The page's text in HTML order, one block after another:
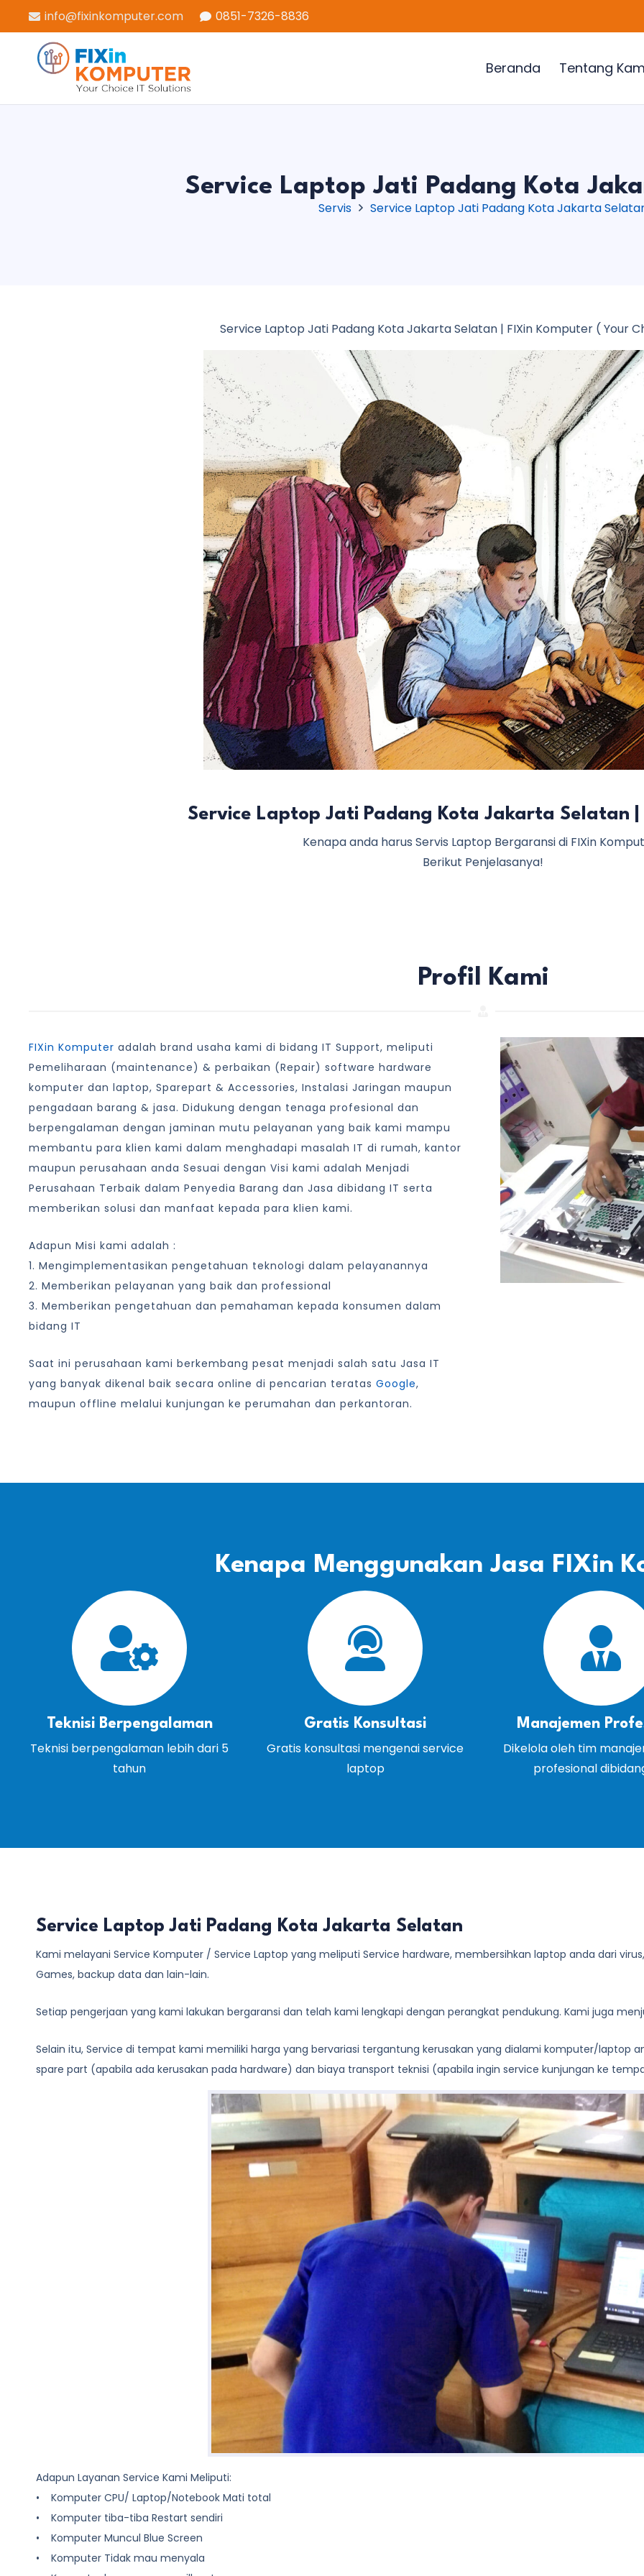
info@fixinkomputer.com 0851-7326-8836
Beranda Tentang
Service Laptop Jati Padang Kota
Servis Service Laptop Jati Padang Kota Jakarta
Service Laptop Jati Padang Kota Jakarta Selatan | FIXin Komputer ( Your
Service Laptop Jati Padang Kota Jakarta Selatan |
Kenapa anda harus Servis Laptop Bergaransi di FIXin
Berikut Penjelasanya!
Profil Kami
FIXin Komputer adalah brand usaha kami di bidang IT Support, meliputi
Pemeliharaan (maintenance) & perbaikan (Repair) software hardware
komputer dan laptop, Sparepart & Accessories, Instalasi Jaringan maupun
pengadaan barang & jasa. Didukung dengan tenaga profesional dan
berpengalaman dengan jaminan mutu pelayanan yang baik kami mampu
membantu para klien kami dalam menghadapi masalah IT di rumah, kantor
maupun perusahaan anda Sesuai dengan Visi kami adalah Menjadi
Perusahaan Terbaik dalam Penyedia Barang dan Jasa dibidang IT serta
memberikan solusi dan manfaat kepada para klien kami.
Adapun Misi kami adalah :
1. Mengimplementasikan pengetahuan teknologi dalam pelayanannya
2. Memberikan pelayanan yang baik dan professional
3. Memberikan pengetahuan dan pemahaman kepada konsumen dalam
bidang IT
Saat ini perusahaan kami berkembang pesat menjadi salah satu Jasa IT
yang banyak dikenal baik secara online di pencarian teratas Google,
maupun offline melalui kunjungan ke perumahan dan perkantoran.
Kenapa Menggunakan Jasa FIXin
Teknisi Berpengalaman
Teknisi berpengalaman lebih dari 5
tahun
Gratis Konsultasi
Gratis konsultasi mengenai service
laptop
Manajemen
Dikelola oleh tim
profesional
Service Laptop Jati Padang Kota Jakarta Selatan
Kami melayani Service Komputer / Service Laptop yang meliputi Service hardware, membersihkan laptop anda dari
Games, backup data dan lain-lain.
Setiap pengerjaan yang kami lakukan bergaransi dan telah kami lengkapi dengan perangkat pendukung. Kami juga
Selain itu, Service di tempat kami memiliki harga yang bervariasi tergantung kerusakan yang dialami komputer/laptop
spare part (apabila ada kerusakan pada hardware) dan biaya transport teknisi (apabila ingin service kunjungan ke
Adapun Layanan Service Kami Meliputi:
• Komputer CPU/ Laptop/Notebook Mati total
• Komputer tiba-tiba Restart sendiri
• Komputer Muncul Blue Screen
• Komputer Tidak mau menyala